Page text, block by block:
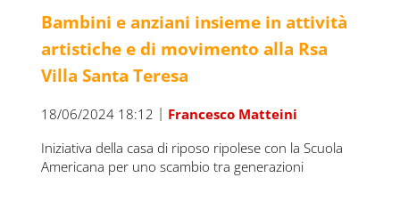
Bambini e anziani insieme in attività
artistiche e di movimento alla Rsa
Villa Santa Teresa
18/06/2024 18:12 | Francesco Matteini
Iniziativa della casa di riposo ripolese con la Scuola
Americana per uno scambio tra generazioni